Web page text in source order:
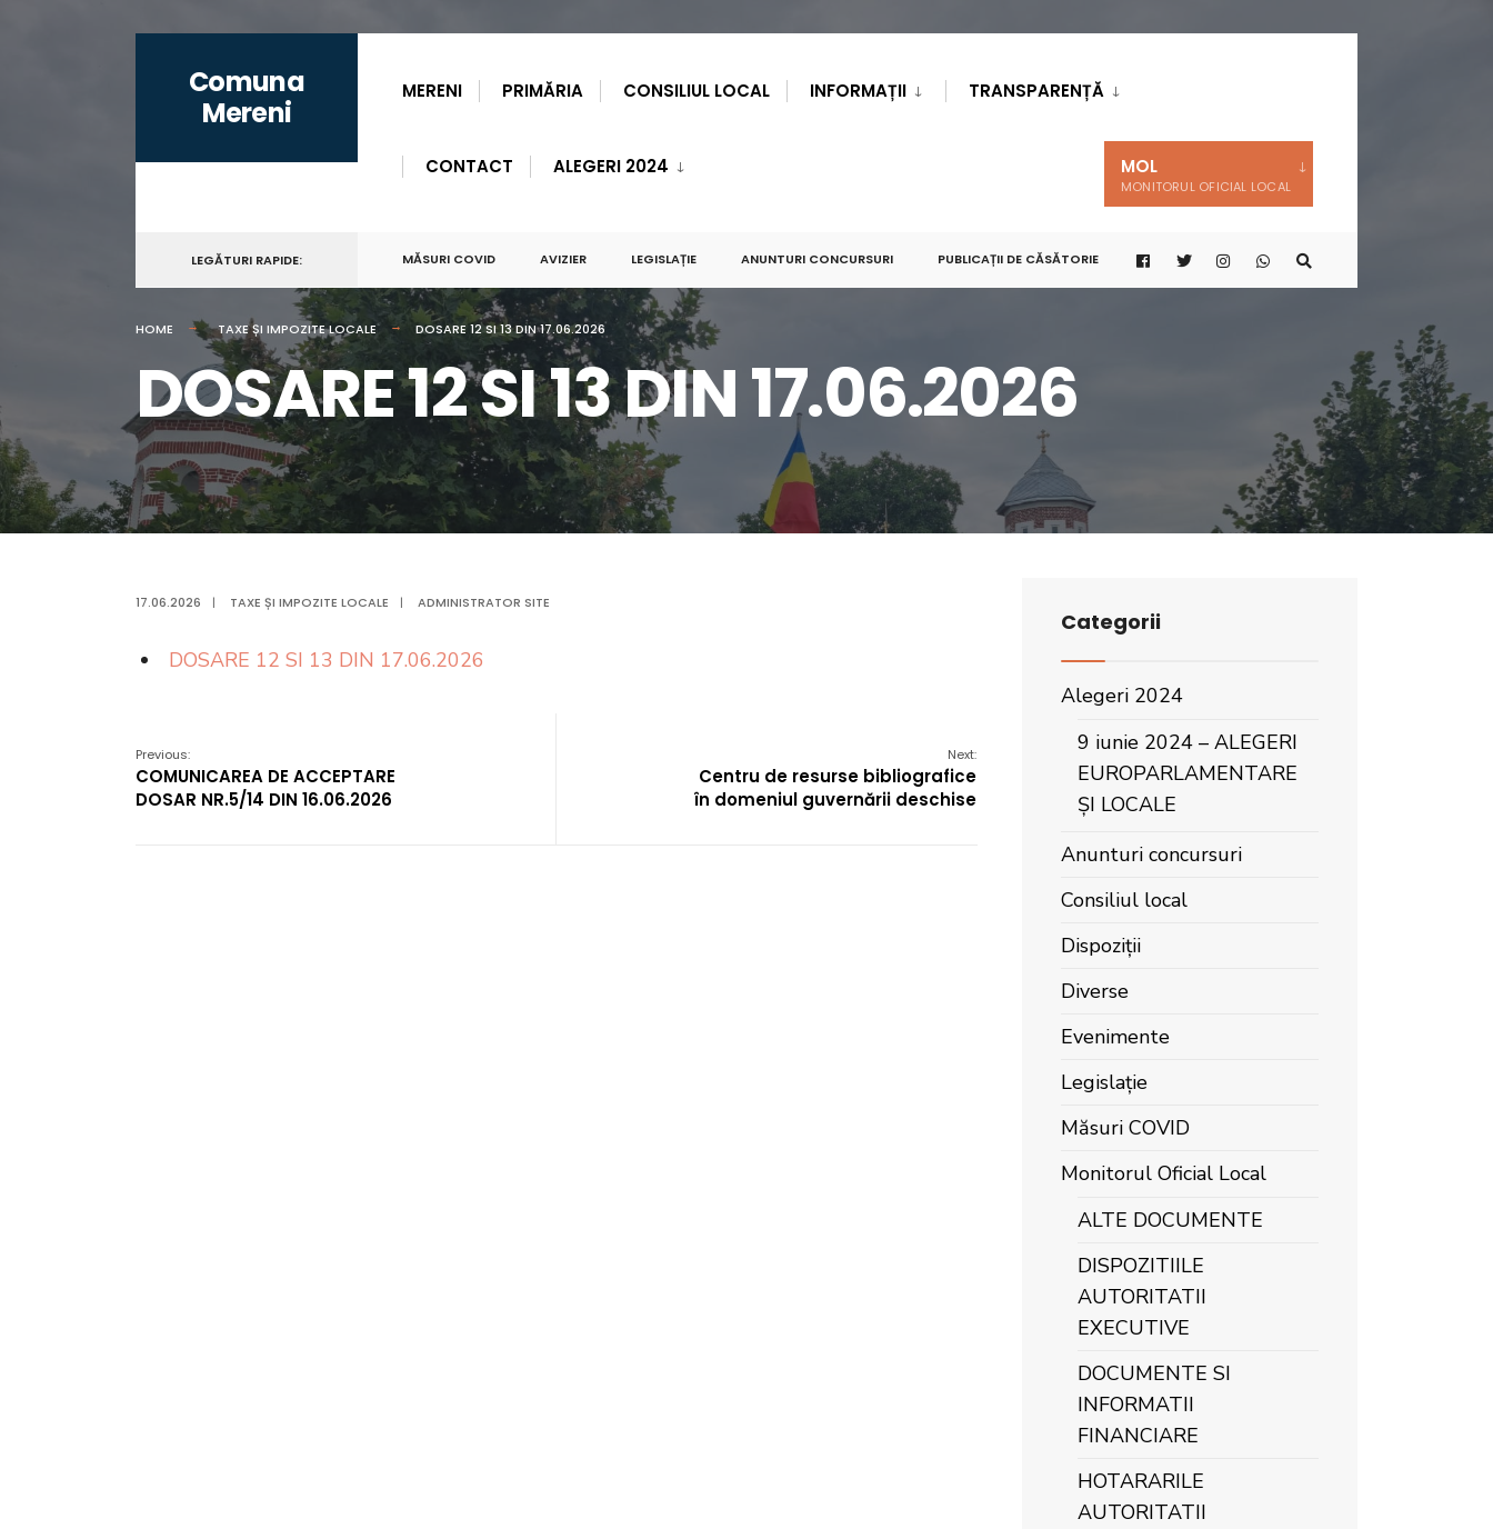
content
Comuna
Mereni
MERENI PRIMĂRIA CONSILIUL LOCAL INFORMAȚII TRANSPARENȚĂ
MOL
MONITORUL OFICIAL LOCAL
CONTACT ALEGERI 2024
LEGĂTURI RAPIDE: MĂSURI COVID AVIZIER LEGISLAȚIE ANUNTURI CONCURSURI PUBLICAȚII DE CĂSĂTORIE
HOME TAXE ȘI IMPOZITE LOCALE DOSARE 12 SI 13 DIN 17.06.2026
DOSARE 12 SI 13 DIN 17.06.2026
17.06.2026 | TAXE ȘI IMPOZITE LOCALE | ADMINISTRATOR SITE
DOSARE 12 SI 13 DIN 17.06.2026
Previous:
COMUNICAREA DE ACCEPTARE
DOSAR NR.5/14 DIN 16.06.2026
Next:
Centru de resurse bibliografice
în domeniul guvernării deschise
Categorii
Alegeri 2024
9 iunie 2024 – ALEGERI
EUROPARLAMENTARE
ȘI LOCALE
Anunturi concursuri
Consiliul local
Dispoziții
Diverse
Evenimente
Legislație
Măsuri COVID
Monitorul Oficial Local
ALTE DOCUMENTE
DISPOZITIILE
AUTORITATII
EXECUTIVE
DOCUMENTE SI
INFORMATII
FINANCIARE
HOTARARILE
AUTORITATII